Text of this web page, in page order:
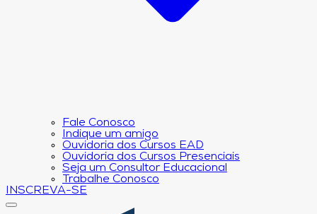
Fale Conosco
Indique um amigo
Ouvidoria dos Cursos EAD
Ouvidoria dos Cursos Presenciais
Seja um Consultor Educacional
Trabalhe Conosco
INSCREVA-SE